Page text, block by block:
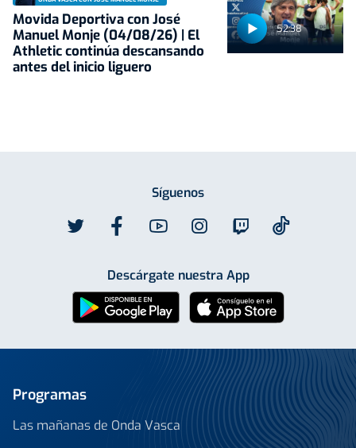
52:38
Movida Deportiva con José
Manuel Monje (04/08/26) | El
Athletic continúa descansando
antes del inicio liguero
Síguenos
Descárgate nuestra App
Programas
Las mañanas de Onda Vasca